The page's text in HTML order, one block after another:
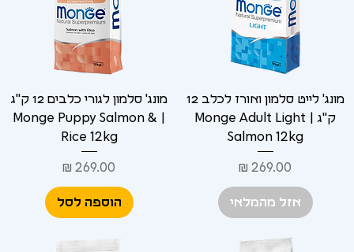
מונג' לייט סלמון ואורז לכלב 12
ק"ג | Monge Adult Light
Salmon 12kg
מחיר
אזל מהמלאי
מונג' סלמון לגורי כלבים 12 ק"ג
| Monge Puppy Salmon &
Rice 12kg
מחיר
הוספה לסל